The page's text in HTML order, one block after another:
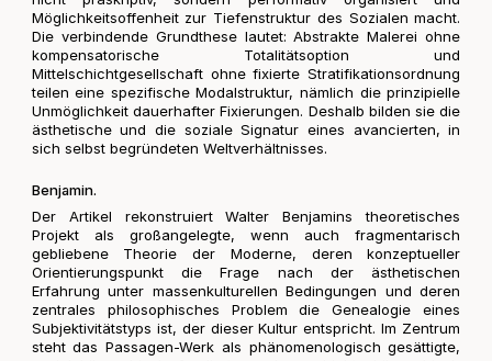
Möglichkeitsoffenheit zur Tiefenstruktur des Sozialen macht.
Die verbindende Grundthese lautet: Abstrakte Malerei ohne
kompensatorische Totalitätsoption und
Mittelschichtgesellschaft ohne fixierte Stratifikationsordnung
teilen eine spezifische Modalstruktur, nämlich die prinzipielle
Unmöglichkeit dauerhafter Fixierungen. Deshalb bilden sie die
ästhetische und die soziale Signatur eines avancierten, in
sich selbst begründeten Weltverhältnisses.
Benjamin.
Der Artikel rekonstruiert Walter Benjamins theoretisches
Projekt als großangelegte, wenn auch fragmentarisch
gebliebene Theorie der Moderne, deren konzeptueller
Orientierungspunkt die Frage nach der ästhetischen
Erfahrung unter massenkulturellen Bedingungen und deren
zentrales philosophisches Problem die Genealogie eines
Subjektivitätstyps ist, der dieser Kultur entspricht. Im Zentrum
steht das Passagen-Werk als phänomenologisch gesättigte,